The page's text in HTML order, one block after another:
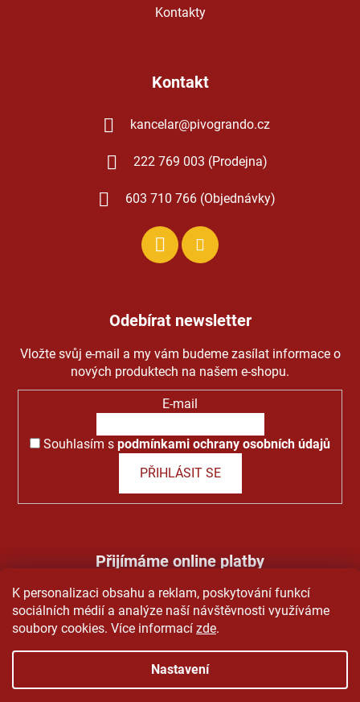
K personalizaci obsahu a reklam, poskytování funkcí
sociálních médií a analýze naší návštěvnosti využíváme
soubory cookies. Více informací zde.
Nastavení
Kontakty
Kontakt
kancelar@pivogrando.cz
222 769 003 (Prodejna)
603 710 766 (Objednávky)
Odebírat newsletter
Vložte svůj e-mail a my vám budeme zasílat informace o
nových produktech na našem e-shopu.
E-mail
Souhlasím s podmínkami ochrany osobních údajů
PŘIHLÁSIT SE
Přijímáme online platby
Vytvořil Shoptet&PekneWeby